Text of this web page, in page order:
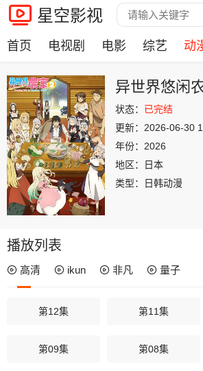
星空影视
首页 电视剧 电影 综艺 动
异世界悠闲
状态： 已完结
更新： 2026-06-30
年份： 2026
地区：
日本
类型：
日韩动漫
播放列表
高清 ikun 非凡 量子
第12集 第11集
第09集 第08集